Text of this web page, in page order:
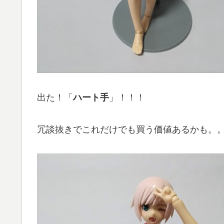
出た！「ハート手 」！！！
冗談抜きでこれだけでも買う価値あるかも。